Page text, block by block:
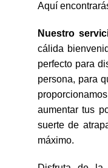
Aquí
Nuestro
cálida
perfecto para
persona, para
aumentar tus
suerte de
máximo.